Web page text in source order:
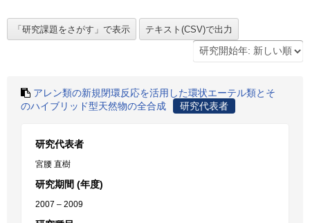
アレン類の新規閉環反応を活用した環状エーテル類とそ
のハイブリッド型天然物の全合成
研究代表者
研究代表者
宮腰 直樹
研究期間 (年度)
2007 – 2009